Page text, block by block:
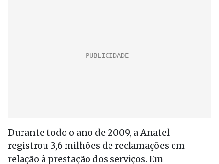
Durante todo o ano de 2009, a Anatel
registrou 3,6 milhões de reclamações em
relação à prestação dos serviços. Em